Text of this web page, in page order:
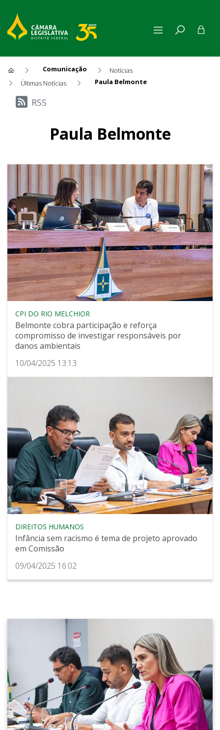
Comunicação
Notícias
Últimas Notícias
Paula Belmonte
Últimas Notícias
RSS
Paula Belmonte
CPI DO RIO MELCHIOR
Belmonte cobra participação e reforça
compromisso de investigar responsáveis por
danos ambientais
10/04/2025 13:13
DIREITOS HUMANOS
Infância sem racismo é tema de projeto aprovado
em Comissão
09/04/2025 16:02